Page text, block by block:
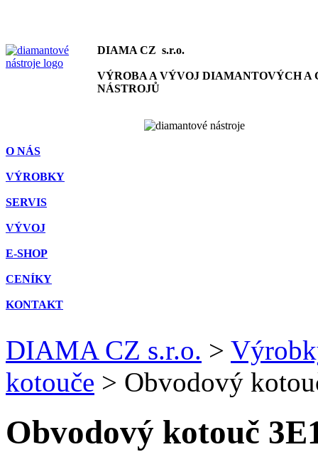
DIAMA CZ s.r.o.
VÝROBA A VÝVOJ DIAMANTOVÝCH A
NÁSTROJŮ
O NÁS
VÝROBKY
SERVIS
VÝVOJ
E-SHOP
CENÍKY
KONTAKT
DIAMA CZ s.r.o. >
kotouče > Obvodový
Obvodový kotouč